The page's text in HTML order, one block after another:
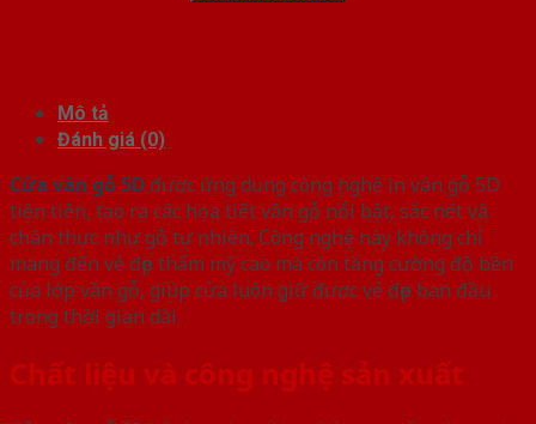
Mô tả
Đánh giá (0)
Cửa vân gỗ 5D được ứng dụng công nghệ in vân gỗ 5D
tiên tiến, tạo ra các họa tiết vân gỗ nổi bật, sắc nét và
chân thực như gỗ tự nhiên. Công nghệ này không chỉ
mang đến vẻ đẹp thẩm mỹ cao mà còn tăng cường độ bền
của lớp vân gỗ, giúp cửa luôn giữ được vẻ đẹp ban đầu
trong thời gian dài.
Chất liệu và công nghệ sản xuất